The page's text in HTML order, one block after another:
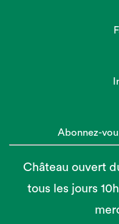
Abonnez-
Château ouvert
tous les jours